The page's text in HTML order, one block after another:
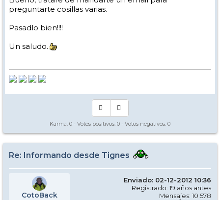
preguntarte cosillas varias.
Pasadlo bien!!!!
Un saludo.
Karma: 0 - Votos positivos: 0 - Votos negativos: 0
Re: Informando desde Tignes
CotoBack
Enviado: 02-12-2012 10:36
Registrado: 19 años antes
Mensajes: 10.578